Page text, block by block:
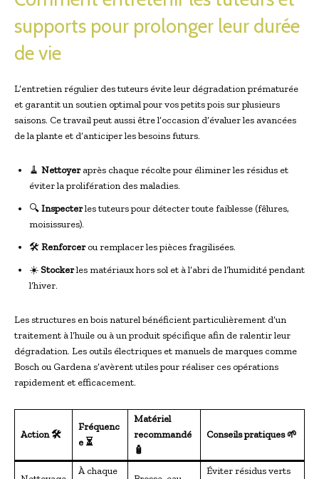
supports pour prolonger leur durée
de vie
L’entretien régulier des tuteurs évite leur dégradation prématurée
et garantit un soutien optimal pour vos petits pois sur plusieurs
saisons. Ce travail peut aussi être l’occasion d’évaluer les avancées
de la plante et d’anticiper les besoins futurs.
🧹 Nettoyeraprès chaque récolte pour éliminer les résidus et
éviter la prolifération des maladies.
🔍Inspecterles tuteurs pour détecter toute faiblesse (fêlures,
moisissures).
🛠️ Renforcerou remplacer les pièces fragilisées.
☀️ Stockerles matériaux hors sol et à l’abri de l’humidité pendant
l’hiver.
Les structures en bois naturel bénéficient particulièrement d’un
traitement à l’huile ou à un produit spécifique afin de ralentir leur
dégradation. Les outils électriques et manuels de marques comme
Bosch ou Gardena s’avèrent utiles pour réaliser ces opérations
rapidement et efficacement.
Action 🛠
Fréquenc
e ⏳
Matériel
recommandé
🧴
Conseils pratiques 🌱
À chaque Éviter résidus verts